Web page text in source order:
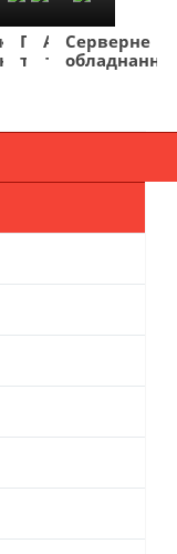
Побутова
техніка
TV
та
Фото
та
Авто
та
Серверне
обладнання